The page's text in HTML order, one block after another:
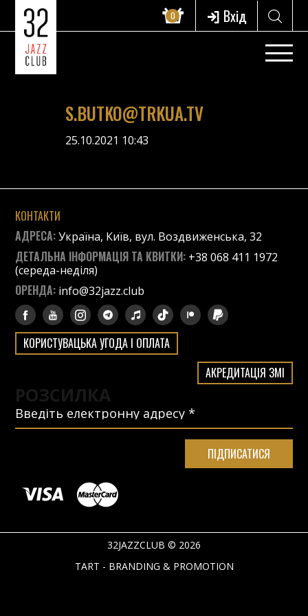
0 Вхід
S.BUTKO@TRKUA.TV
25.10.2021 10:43
КОНТАКТИ
АДРЕСА:Україна, Київ, вул. Воздвиженська, 32
ДЕТАЛЬНА ІНФОРМАЦІЯ ТА КВИТКИ: +38 068 411 1972
(середа-неділя)
ОРЕНДА: info@32jazz.club
КОРИСТУВАЦЬКА УГОДА І ОПЛАТА
АКРЕДИТАЦІЯ ЗМІ
РОЗСИЛКА
32JAZZCLUB © 2026
TART - BRANDING & PROMOTION